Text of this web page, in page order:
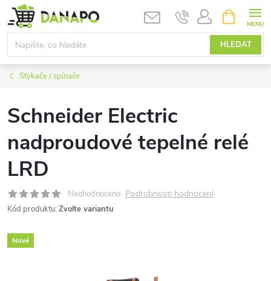
Přejít
na
obsah
HLEDAT
NÁKUPNÍ
KOŠÍK
Stykače / spínače
Schneider Electric
nadproudové tepelné relé
LRD
Neohodnoceno Podrobnosti hodnocení
Kód produktu: Zvolte variantu
Nové